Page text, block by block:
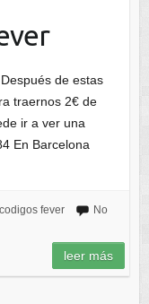
de estas
traernos 2€ de
ir a ver una
En Barcelona
codigos fever
No
leer más